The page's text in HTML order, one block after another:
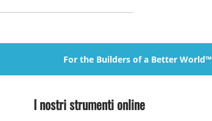
For the Builders of a Better World™
I nostri strumenti online